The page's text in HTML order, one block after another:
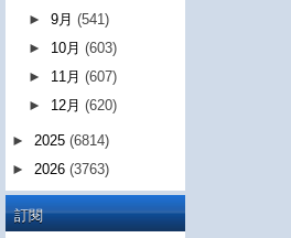
►9月(541)
► 10月(603)
► 11月(607)
► 12月(620)
► 2025 (6814)
► 2026 (3763)
訂閱